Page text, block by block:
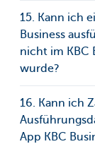
15. Kann ich
Business
nicht im KBC
wurde?
16. Kann ich
App KBC